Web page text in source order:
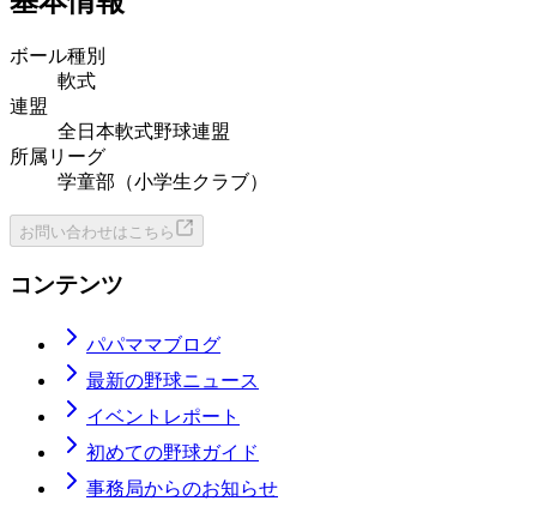
ボール種別
軟式
連盟
全日本軟式野球連盟
所属リーグ
学童部（小学生クラブ）
お問い合わせはこちら
コンテンツ
パパママブログ
最新の野球ニュース
イベントレポート
初めての野球ガイド
事務局からのお知らせ